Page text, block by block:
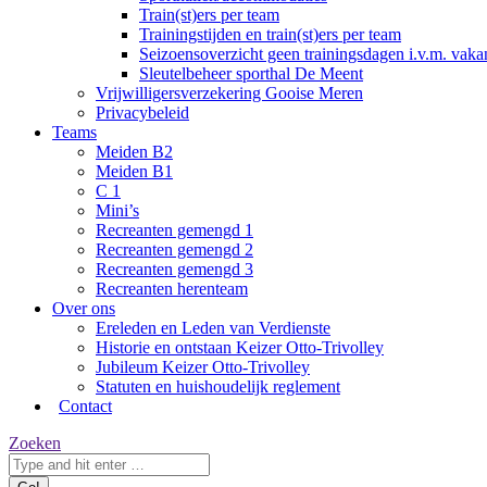
Train(st)ers per team
Trainingstijden en train(st)ers per team
Seizoensoverzicht geen trainingsdagen i.v.m.
Sleutelbeheer sporthal De Meent
Vrijwilligersverzekering Gooise Meren
Privacybeleid
Teams
Meiden B2
Meiden B1
C 1
Mini’s
Recreanten gemengd 1
Recreanten gemengd 2
Recreanten gemengd 3
Recreanten herenteam
Over ons
Ereleden en Leden van Verdienste
Historie en ontstaan Keizer Otto-Trivolley
Jubileum Keizer Otto-Trivolley
Statuten en huishoudelijk reglement
Contact
Zoeken:
Zoeken